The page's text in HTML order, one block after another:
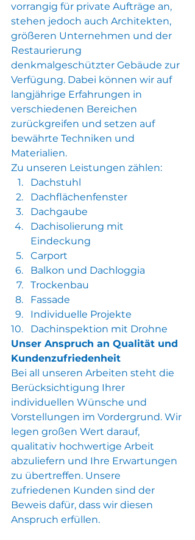
vorrangig für private Aufträge an,
stehen jedoch auch Architekten,
größeren Unternehmen und der
Restaurierung
denkmalgeschützter Gebäude zur
Verfügung. Dabei können wir auf
langjährige Erfahrungen in
verschiedenen Bereichen
zurückgreifen und setzen auf
bewährte Techniken und
Materialien.
Zu unseren Leistungen zählen:
Dachstuhl
Dachflächenfenster
Dachgaube
Dachisolierung mit
Eindeckung
Carport
Balkon und Dachloggia
Trockenbau
Fassade
Individuelle Projekte
Dachinspektion mit Drohne
Unser Anspruch an Qualität und
Kundenzufriedenheit
Bei all unseren Arbeiten steht die
Berücksichtigung Ihrer
individuellen Wünsche und
Vorstellungen im Vordergrund. Wir
legen großen Wert darauf,
qualitativ hochwertige Arbeit
abzuliefern und Ihre Erwartungen
zu übertreffen. Unsere
zufriedenen Kunden sind der
Beweis dafür, dass wir diesen
Anspruch erfüllen.